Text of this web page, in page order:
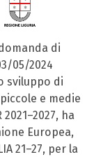
domanda di
05/2024
sviluppo di
e medie
ha
Europea,
21–27, per la